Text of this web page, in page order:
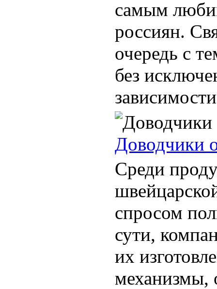
самым
россиян.
очередь с
без
Доводчики
Среди
спросом
сути,
их
механизмы,